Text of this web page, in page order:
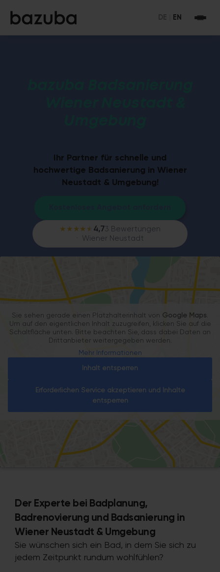
Ihr Partner für schnelle und
hochwertige Badsanierung in Wiener
Neustadt & Umgebung!
★★★★ ★ 4,73 Bewertungen
Wiener Neustadt
Sie sehen gerade einen Platzhalterinhalt von Google Maps
Um auf den eigentlichen Inhalt zuzugreifen, klicken Sie auf die
Schaltfläche unten. Bitte beachten Sie, dass dabei Daten an
Drittanbieter weitergegeben werden.
Mehr Informationen
Inhalt entsperren
Erforderlichen Service akzeptieren und Inhalte
entsperren
Der Experte bei Badplanung,
Badrenovierung und Badsanierung in
Wiener Neustadt & Umgebung
Sie wünschen sich ein Bad, in dem Sie sich zu
jedem Zeitpunkt rundum wohlfühlen?
EN